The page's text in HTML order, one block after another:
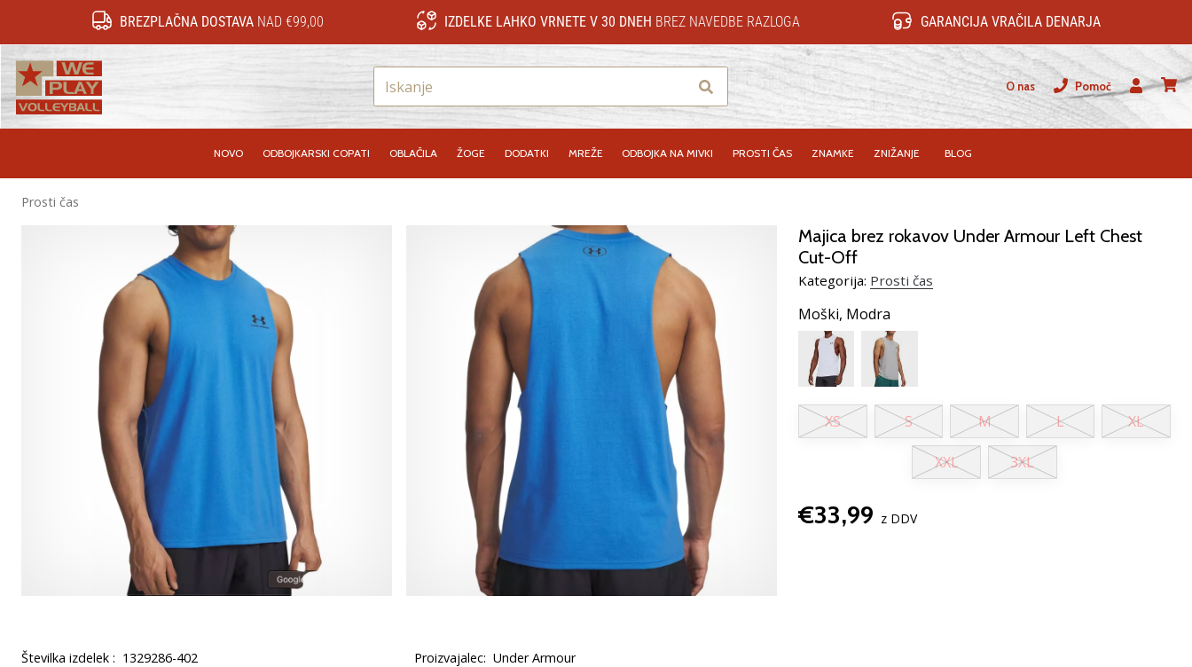
BREZPLAČNA DOSTAVA NAD €99,00 IZDELKE LAHKO VRNETE V 30 DNEH BREZ NAVEDBE RAZLOGA GARANCIJA VRAČILA DENARJA
Iskanje O nas
Pomoč
Uporabnik
NOVO ODBOJKARSKI COPATI OBLAČILA ŽOGE DODATKI MREŽE ODBOJKA NA MIVKI PROSTI ČAS ZNAMKE ZNIŽANJE BLOG
Prosti čas
Majica brez rokavov Under Armour Left Chest
Cut-Off
Kategorija: Prosti čas
Moški, Modra
XS S M L XL
XXL 3XL
€33,99 z DDV
Številka izdelek : 1329286-402 Proizvajalec: Under Armour